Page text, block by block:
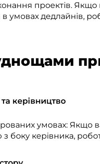
проектів. Якщо
умовах дедлайнів,
керівництво
умовах: Якщо
з боку керівника,